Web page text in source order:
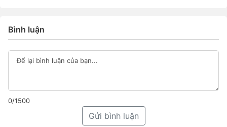
Bình luận
0/1500
Gửi bình luận